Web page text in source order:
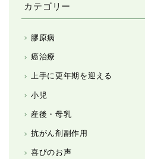
カテゴリー
膠原病
癌治療
上手に更年期を迎える
小児
産後・母乳
抗がん剤副作用
喜びのお声